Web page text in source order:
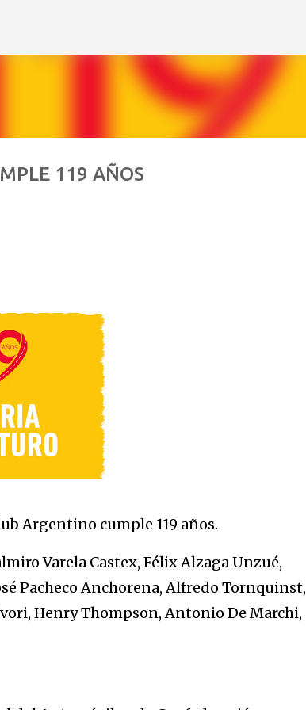
119 AÑOS
Argentino cumple 119 años.
Varela Castex, Félix Alzaga Unzué,
Pacheco Anchorena, Alfredo Tornquinst,
Henry Thompson, Antonio De Marchi,